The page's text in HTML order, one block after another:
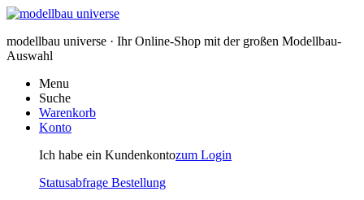
modellbau universe · Ihr Online-Shop mit der großen Modellbau-
Auswahl
Menu
Suche
Warenkorb
Konto
Ich habe ein Kundenkontozum Login
Statusabfrage Bestellung